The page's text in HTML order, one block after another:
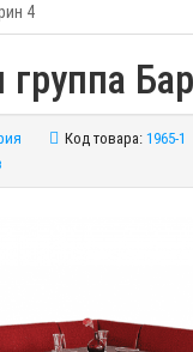
4
Код товара: 1965-1